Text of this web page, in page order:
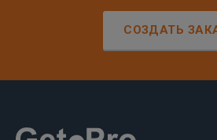
СОЗДАТЬ